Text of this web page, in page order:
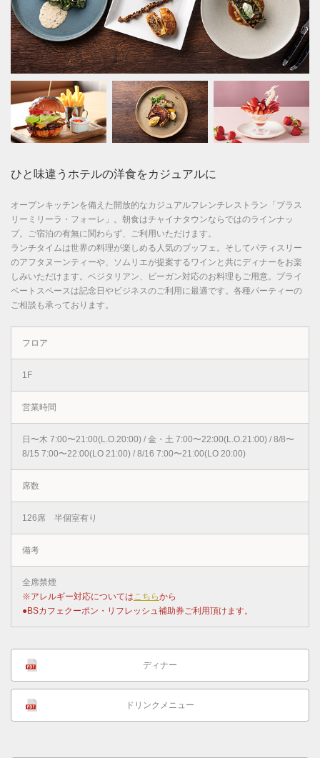
ひと味違うホテルの洋食をカジュアルに
オープンキッチンを備えた開放的なカジュアルフレンチレストラン「ブラス
リーミリーラ・フォーレ」。朝食はチャイナタウンならではのラインナッ
プ。ご宿泊の有無に関わらず、ご利用いただけます。
ランチタイムは世界の料理が楽しめる人気のブッフェ。そしてパティスリー
のアフタヌーンティーや、ソムリエが提案するワインと共にディナーをお楽
しみいただけます。ベジタリアン、ビーガン対応のお料理もご用意。プライ
ベートスペースは記念日やビジネスのご利用に最適です。各種パーティーの
ご相談も承っております。
フロア
1F
営業時間
日〜木 7:00〜21:00(L.O.20:00) / 金・土 7:00〜22:00(L.O.21:00) / 8/8〜
8/15 7:00〜22:00(LO 21:00) / 8/16 7:00〜21:00(LO 20:00)
席数
126席 半個室有り
備考
全席禁煙
※アレルギー対応についてはこちらから
●BSカフェクーポン・リフレッシュ補助券ご利用頂けます。
ディナー
ドリンクメニュー